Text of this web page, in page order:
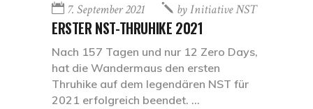
7. September 2021 byInitiative NST
ERSTER NST-THRUHIKE 2021
Nach 157 Tagen und nur 12 Zero Days,
hat die Wandermaus den ersten
Thruhike auf dem legendären NST für
2021 erfolgreich beendet.